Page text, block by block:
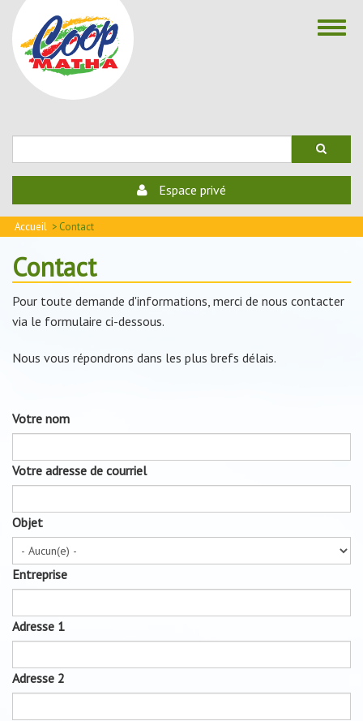
Aller
contenu
principal
Espace privé
Accueil Contact
Contact
Pour toute demande d'informations, merci de nous contacter
via le formulaire ci-dessous.
Nous vous répondrons dans les plus brefs délais.
Votre nom
Votre adresse de courriel
Objet
Entreprise
Adresse 1
Adresse 2